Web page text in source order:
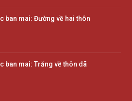
ban mai: Đường về hai thôn
ban mai: Trăng về thôn dã